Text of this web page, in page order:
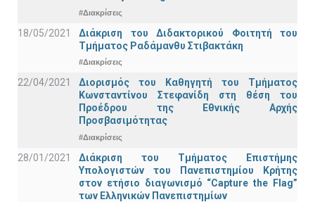
#Διακρίσεις
18/05/2021
Διάκριση του Διδακτορικού Φοιτητή του
Τμήματος Ραδάμανθυ Στιβακτάκη
#Διακρίσεις
22/04/2021
Διορισμός του Καθηγητή του Τμήματος
Κωνσταντίνου Στεφανίδη στη θέση του
Προέδρου της Εθνικής Αρχής
Προσβασιμότητας
#Διακρίσεις
28/01/2021
Διάκριση του Τμήματος Επιστήμης
Υπολογιστών του Πανεπιστημίου Κρήτης
στον ετήσιο διαγωνισμό “Capture the Flag”
των Ελληνικών Πανεπιστημίων